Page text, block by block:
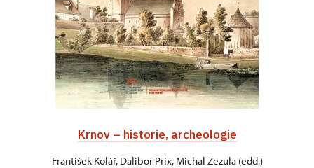
Krnov – historie, archeologie
František Kolář, Dalibor Prix, Michal Zezula (edd.)